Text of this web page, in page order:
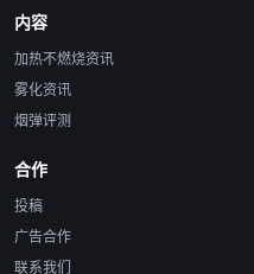
内容
加热不燃烧资讯
雾化资讯
烟弹评测
合作
投稿
广告合作
联系我们